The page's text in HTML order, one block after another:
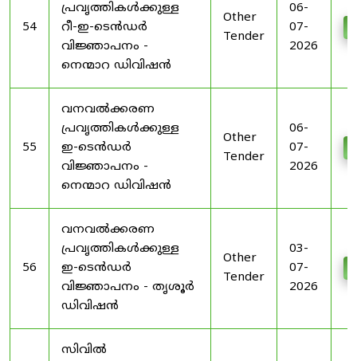
54
പ്രവൃത്തികൾക്കുള്ള
റീ-ഇ-ടെൻഡർ
വിജ്ഞാപനം -
നെന്മാറ ഡിവിഷൻ
Other
Tender
06-
07-
2026
55
വനവൽക്കരണ
പ്രവൃത്തികൾക്കുള്ള
ഇ-ടെൻഡർ
വിജ്ഞാപനം -
നെന്മാറ ഡിവിഷൻ
Other
Tender
06-
07-
2026
56
വനവൽക്കരണ
പ്രവൃത്തികൾക്കുള്ള
ഇ-ടെൻഡർ
വിജ്ഞാപനം - തൃശൂർ
ഡിവിഷൻ
Other
Tender
03-
07-
2026
സിവിൽ